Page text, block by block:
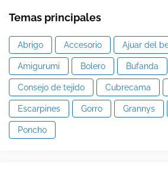
Temas principales
Abrigo Accesorio Ajuar del
Amigurumi Bolero Bufanda
Consejo de tejido Cubrecama
Escarpines Gorro Grannys
Poncho